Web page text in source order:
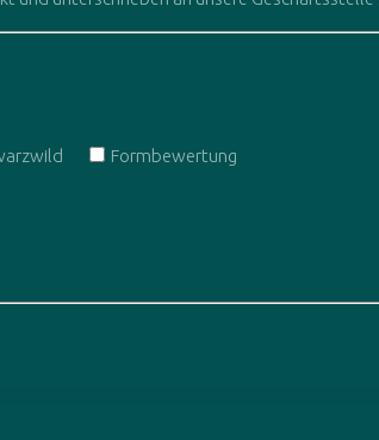
Formbewertung